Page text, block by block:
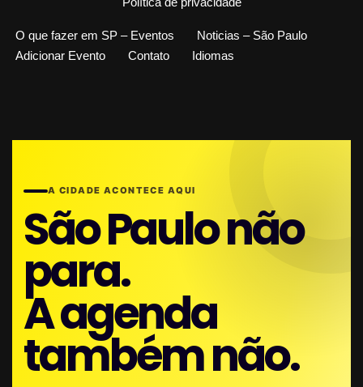
O que fazer em SP – Eventos
Noticias – São Paulo
Adicionar Evento
Contato Idiomas
A CIDADE ACONTECE AQUI
São Paulo não
para.
A agenda
também não.